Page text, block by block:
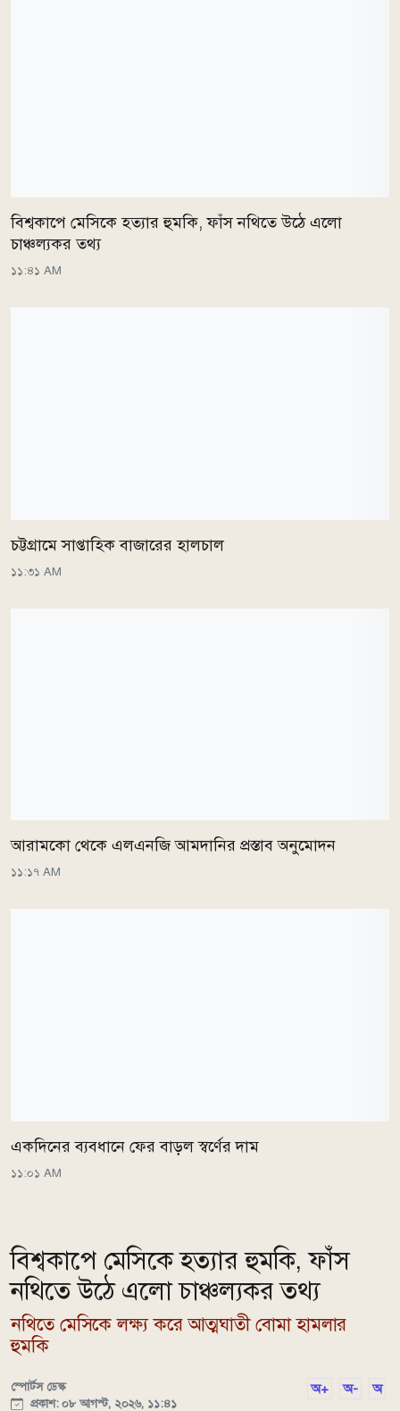
বিশ্বকাপে মেসিকে হত্যার হুমকি, ফাঁস নথিতে উঠে এলো
চাঞ্চল্যকর তথ্য
১১:৪১ AM
চট্টগ্রামে সাপ্তাহিক বাজারের হালচাল
১১:৩১ AM
আরামকো থেকে এলএনজি আমদানির প্রস্তাব অনুমোদন
১১:১৭ AM
একদিনের ব্যবধানে ফের বাড়ল স্বর্ণের দাম
১১:০১ AM
বিশ্বকাপে মেসিকে হত্যার হুমকি, ফাঁস
নথিতে উঠে এলো চাঞ্চল্যকর তথ্য
নথিতে মেসিকে লক্ষ্য করে আত্মঘাতী বোমা হামলার
হুমকি
স্পোর্টস ডেস্ক
প্রকাশ: ০৮ আগস্ট, ২০২৬, ১১:৪১
অ+ অ- অ